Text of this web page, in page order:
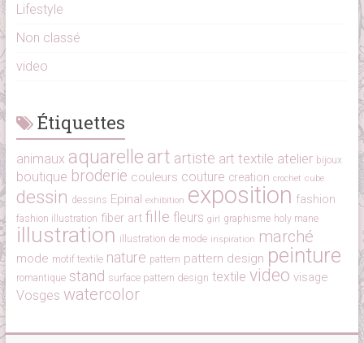
Lifestyle
Non classé
video
Étiquettes
animaux aquarelle art artiste art textile atelier bijoux
boutique broderie couleurs couture creation crochet cube
dessin dessins Epinal exhibition exposition fashion
fashion illustration fiber art fille fleurs girl graphisme holy mane
illustration illustration de mode inspiration marché
mode motif textile nature pattern pattern design peinture
romantique stand surface pattern design textile video visage
Vosges watercolor